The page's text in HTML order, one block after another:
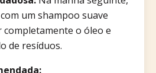
um shampoo suave
completamente o óleo e
de resíduos.​